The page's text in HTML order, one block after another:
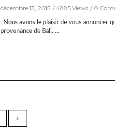
décembre 13, 2015 4885 Views 0
Nous avons le plaisir de vous annoncer
provenance de Bali. …